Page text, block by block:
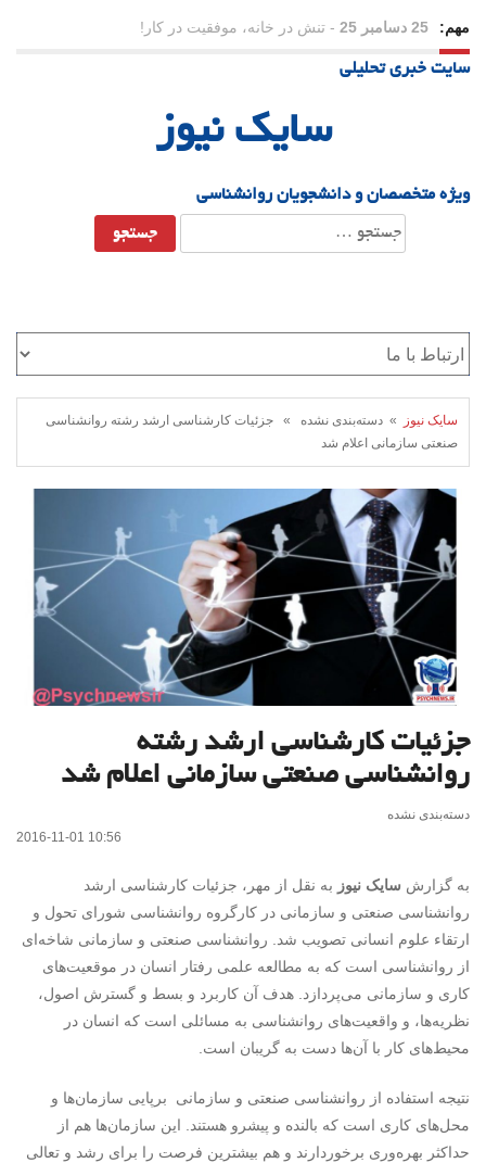
مهم: 23 دسامبر 25 - چرا اراده می‌کنیم ولی شکست می‌خوریم؟
21 دسامبر 25
سایت خبری تحلیلی
سایک نیوز
ویژه متخصصان و دانشجویان روانشناسی
جستجو
برای:
سایک نیوز
» دسته‌بندی نشده » جزئیات کارشناسی ارشد رشته روانشناسی
صنعتی سازمانی اعلام شد
جزئیات کارشناسی ارشد رشته
روانشناسی صنعتی سازمانی اعلام شد
دسته‌بندی نشده
2016-11-01 10:56
به گزارش سایک نیوز به نقل از مهر، جزئیات کارشناسی ارشد
روانشناسی صنعتی و سازمانی در کارگروه روانشناسی شورای تحول و
ارتقاء علوم انسانی تصویب شد. روانشناسی صنعتی و سازمانی شاخه‌ای
از روانشناسی است که به مطالعه علمی رفتار انسان در موقعیت‌های
کاری و سازمانی می‌پردازد. هدف آن کاربرد و بسط و گسترش اصول،
نظریه‌ها، و واقعیت‌های روانشناسی به مسائلی است که انسان در
محیط‌های کار با آن‌ها دست به گریبان است.
نتیجه استفاده از روانشناسی صنعتی و سازمانی برپایی سازمان‌ها و
محل‌های کاری است که بالنده و پیشرو هستند. این سازمان‌ها هم از
حداکثر بهره‌وری برخوردارند و هم بیشترین فرصت را برای رشد و تعالی